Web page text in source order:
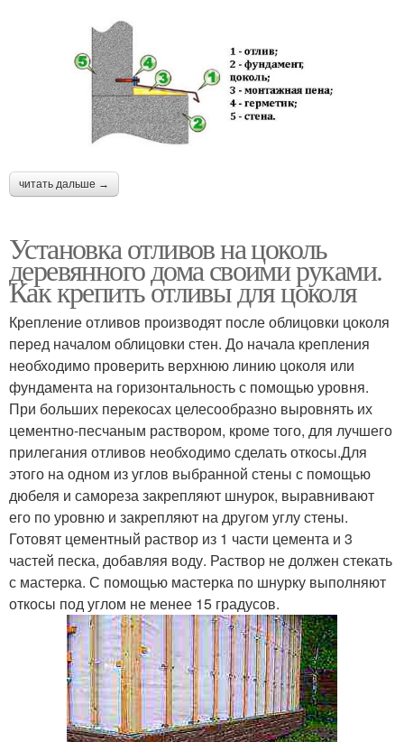
читать дальше →
Установка отливов на цоколь
деревянного дома своими руками.
Как крепить отливы для цоколя
Крепление отливов производят после облицовки цоколя
перед началом облицовки стен. До начала крепления
необходимо проверить верхнюю линию цоколя или
фундамента на горизонтальность с помощью уровня.
При больших перекосах целесообразно выровнять их
цементно-песчаным раствором, кроме того, для лучшего
прилегания отливов необходимо сделать откосы.Для
этого на одном из углов выбранной стены с помощью
дюбеля и самореза закрепляют шнурок, выравнивают
его по уровню и закрепляют на другом углу стены.
Готовят цементный раствор из 1 части цемента и 3
частей песка, добавляя воду. Раствор не должен стекать
с мастерка. С помощью мастерка по шнурку выполняют
откосы под углом не менее 15 градусов.